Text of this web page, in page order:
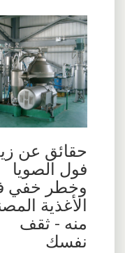
حقائق عن
فول الصويا
وخطر خفي
الأغذية
منه - ثقف
نفسك